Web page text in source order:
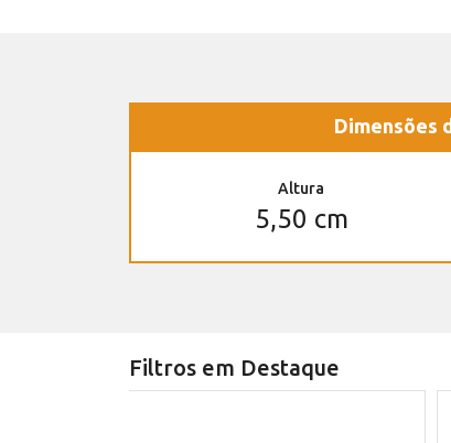
Dimensões
Altura
5,50 cm
Filtros em Destaque